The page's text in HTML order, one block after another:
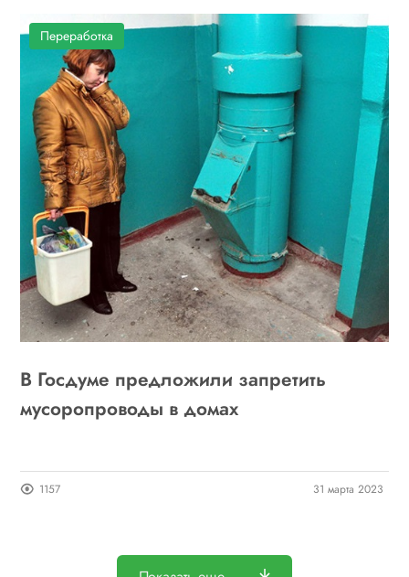
Переработка
В Госдуме предложили запретить
мусоропроводы в домах
1157 31 марта 2023